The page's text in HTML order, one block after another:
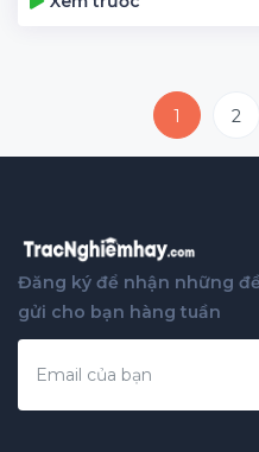
1 2
Đăng ký để nhận những
gửi cho bạn hàng tuần